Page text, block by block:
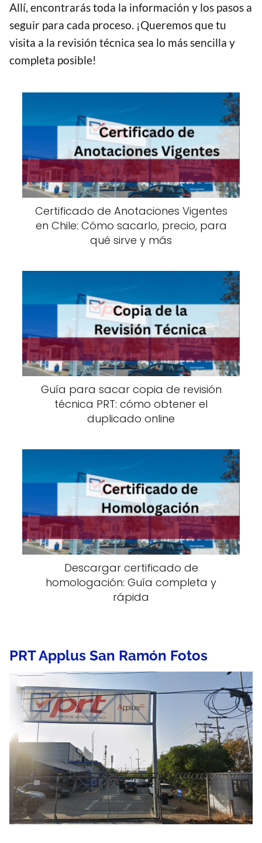
Allí, encontrarás toda la información y los pasos a
seguir para cada proceso. ¡Queremos que tu
visita a la revisión técnica sea lo más sencilla y
completa posible!
Certificado de Anotaciones Vigentes
en Chile: Cómo sacarlo, precio, para
qué sirve y más
Guía para sacar copia de revisión
técnica PRT: cómo obtener el
duplicado online
Descargar certificado de
homologación: Guía completa y
rápida
PRT Applus San Ramón Fotos